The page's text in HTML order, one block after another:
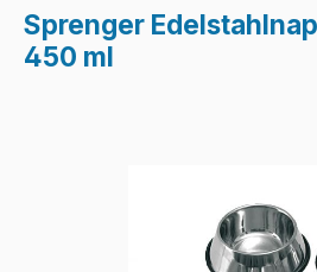
Sprenger
450 ml